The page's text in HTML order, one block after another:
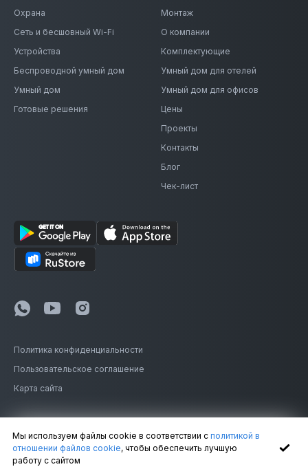
Охрана
Сеть и бесшовный Wi-Fi
Устройства
Беспроводной умный дом
Умный дом
Готовые решения
Монтаж
О компании
Комплектующие
Умный дом для отелей
Умный дом для офисов
Цены
Проекты
Контакты
Блог
Чек-лист
© 2014-2026 Кластер
Политика конфиденциальности
Пользовательское соглашение
Карта сайта
Мы используем файлы cookie в соответствии с политикой в
отношении файлов cookie, чтобы обеспечить лучшую
работу с сайтом